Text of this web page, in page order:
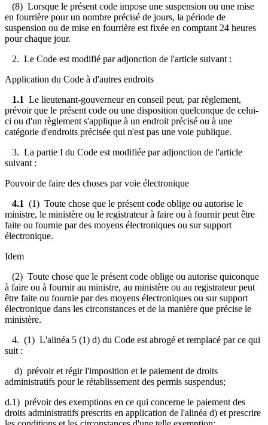
(8) Lorsque le présent code impose une suspension ou une mise
en fourrière pour un nombre précisé de jours, la période de
suspension ou de mise en fourrière est fixée en comptant 24 heures
pour chaque jour.
2. Le Code est modifié par adjonction de l'article suivant :
Application du Code à d'autres endroits
1.1 Le lieutenant-gouverneur en conseil peut, par règlement,
prévoir que le présent code ou une disposition quelconque de celui-
ci ou d'un règlement s'applique à un endroit précisé ou à une
catégorie d'endroits précisée qui n'est pas une voie publique.
3. La partie I du Code est modifiée par adjonction de l'article
suivant :
Pouvoir de faire des choses par voie électronique
4.1 (1) Toute chose que le présent code oblige ou autorise le
ministre, le ministère ou le registrateur à faire ou à fournir peut être
faite ou fournie par des moyens électroniques ou sur support
électronique.
Idem
(2) Toute chose que le présent code oblige ou autorise quiconque
à faire ou à fournir au ministre, au ministère ou au registrateur peut
être faite ou fournie par des moyens électroniques ou sur support
électronique dans les circonstances et de la manière que précise le
ministère.
4. (1) L'alinéa 5 (1) d) du Code est abrogé et remplacé par ce qui
suit :
d) prévoir et régir l'imposition et le paiement de droits
administratifs pour le rétablissement des permis suspendus;
d.1) prévoir des exemptions en ce qui concerne le paiement des
droits administratifs prescrits en application de l'alinéa d) et prescrire